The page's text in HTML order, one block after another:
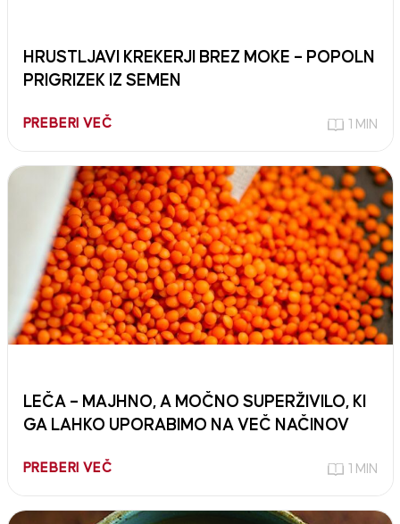
HRUSTLJAVI KREKERJI BREZ MOKE – POPOLN
PRIGRIZEK IZ SEMEN
PREBERI VEČ 1 MIN
LEČA – MAJHNO, A MOČNO SUPERŽIVILO, KI
GA LAHKO UPORABIMO NA VEČ NAČINOV
PREBERI VEČ 1 MIN